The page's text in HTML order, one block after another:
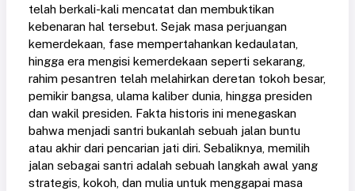
telah berkali-kali mencatat dan membuktikan
kebenaran hal tersebut. Sejak masa perjuangan
kemerdekaan, fase mempertahankan kedaulatan,
hingga era mengisi kemerdekaan seperti sekarang,
rahim pesantren telah melahirkan deretan tokoh besar,
pemikir bangsa, ulama kaliber dunia, hingga presiden
dan wakil presiden. Fakta historis ini menegaskan
bahwa menjadi santri bukanlah sebuah jalan buntu
atau akhir dari pencarian jati diri. Sebaliknya, memilih
jalan sebagai santri adalah sebuah langkah awal yang
strategis, kokoh, dan mulia untuk menggapai masa